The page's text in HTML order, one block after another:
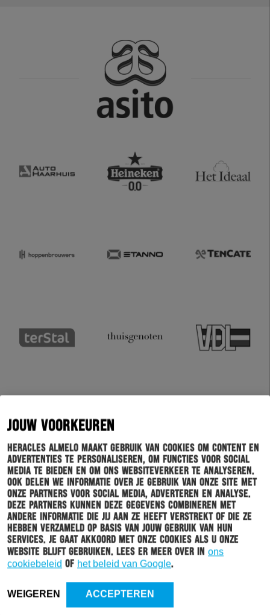
JOUW VOORKEUREN
Heracles Almelo maakt gebruik van cookies om content en
advertenties te personaliseren, om functies voor social
media te bieden en om ons websiteverkeer te analyseren.
Ook delen we informatie over je gebruik van onze site met
onze partners voor social media, adverteren en analyse.
Deze partners kunnen deze gegevens combineren met
andere informatie die jij aan ze heeft verstrekt of die ze
hebben verzameld op basis van jouw gebruik van hun
services. Je gaat akkoord met onze cookies als u onze
website blijft gebruiken. Lees er meer over in ons
cookiebeleid of het beleid van Google.
WEIGEREN ACCEPTEREN
Schrijf je in voor onze nieuwsbrief
Wil jij altijd en overal op de hoogte gehouden worden
van al het clubnieuws? Schrijf je dan in voor de
nieuwsbrief van Heracles Almelo. Doordat je zelf aan
kan geven welk nieuws jij van ons wil ontvangen,
sturen wij alleen nieuws wat voor jou relevant is.